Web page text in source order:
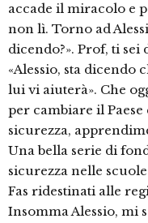
accade il miracolo e
non lì. Torno ad
dicendo?». Prof, ti sei
«Alessio, sta dicendo
lui vi aiuterà». Che
per cambiare il Paese
sicurezza,
Una bella serie di
sicurezza nelle
Fas ridestinati alle
Insomma Alessio, mi